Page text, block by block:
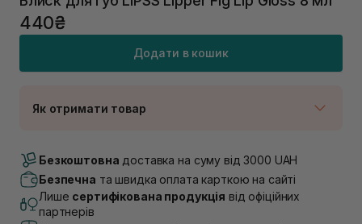
440₴
Додати в кошик
Як отримати товар
В наявності
Самовивіз м. Луцьк, вул. Винниченка 4
В наявності
Самовивіз м. Львів, вул. Академіка Підстригача, 1В
Безкоштовна доставка на суму від 3000 UAH
Безпечна та швидка оплата карткою на сайті
Лише сертифікована продукція від офіційних
партнерів